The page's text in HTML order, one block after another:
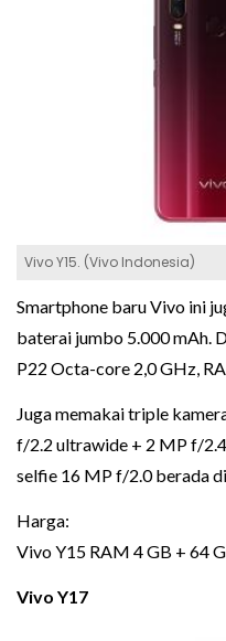
Vivo Y15. (Vivo Indonesia)
Smartphone baru Vivo ini
baterai jumbo 5.000 mAh.
P22 Octa-core 2,0 GHz,
Juga memakai triple
f/2.2 ultrawide + 2 MP f/
selfie 16 MP f/2.0 berada
Harga:
Vivo Y15 RAM 4 GB + 64
Vivo Y17